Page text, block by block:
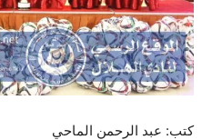
كتب: عبد الرحمن الماحي